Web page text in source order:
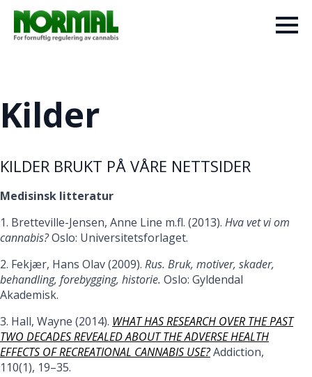
Kilder
KILDER BRUKT PÅ VÅRE NETTSIDER
Medisinsk litteratur
1. Bretteville-Jensen, Anne Line m.fl. (2013). Hva vet vi om
cannabis?Oslo: Universitetsforlaget.
2. Fekjær, Hans Olav (2009). Rus. Bruk, motiver, skader,
behandling, forebygging, historie. Oslo: Gyldendal
Akademisk.
3. Hall, Wayne (2014). WHAT HAS RESEARCH OVER THE PAST
TWO DECADES REVEALED ABOUT THE ADVERSE HEALTH
EFFECTS OF RECREATIONAL CANNABIS USE?Addiction,
110(1), 19–35.